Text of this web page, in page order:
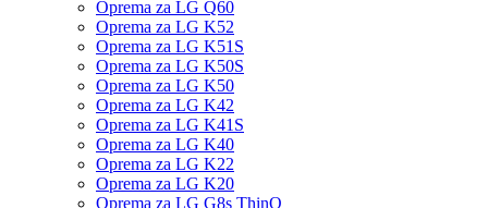
Oprema za LG Q60
Oprema za LG K52
Oprema za LG K51S
Oprema za LG K50S
Oprema za LG K50
Oprema za LG K42
Oprema za LG K41S
Oprema za LG K40
Oprema za LG K22
Oprema za LG K20
Oprema za LG G8s ThinQ